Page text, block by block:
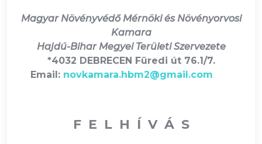
Magyar Növényvédő Mérnöki és Növényorvosi
Kamara
Hajdú-Bihar Megyei Területi Szervezete
*4032 DEBRECEN Füredi út 76.1/7.
Email: novkamara.hbm2@gmail.com
F E L H Í V Á S